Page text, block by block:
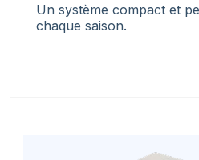
Un système compact et
chaque saison.